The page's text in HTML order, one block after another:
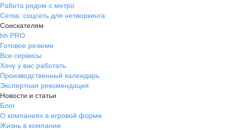
Работа рядом с метро
Сетка: соцсеть для нетворкинга
Соискателям
hh PRO
Готовое резюме
Все сервисы
Хочу у вас работать
Производственный календарь
Экспертная рекомендация
Новости и статьи
Блог
О компаниях в игровой форме
Жизнь в компании